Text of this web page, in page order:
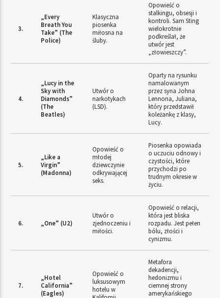
3.
„Every
Breath You
Take” (The
Police)
Klasyczna
piosenka
miłosna na
śluby.
Opowieść o
stalkingu, obsesji i
kontroli. Sam Sting
wielokrotnie
podkreślał, że
utwór jest
„złowieszczy”.
4.
„Lucy in the
Sky with
Diamonds”
(The
Beatles)
Utwór o
narkotykach
(LSD).
Oparty na rysunku
namalowanym
przez syna Johna
Lennona, Juliana,
który przedstawił
koleżankę z klasy,
Lucy.
5.
„Like a
Virgin”
(Madonna)
Opowieść o
młodej
dziewczynie
odkrywającej
seks.
Piosenka opowiada
o uczuciu odnowy i
czystości, które
przychodzi po
trudnym okresie w
życiu.
6. „One” (U2)
Utwór o
zjednoczeniu i
miłości.
Opowieść o relacji,
która jest bliska
rozpadu. Jest pełen
bólu, złości i
cynizmu.
7.
„Hotel
California”
(Eagles)
Opowieść o
luksusowym
hotelu w
Metafora
dekadencji,
hedonizmu i
ciemnej strony
amerykańskiego